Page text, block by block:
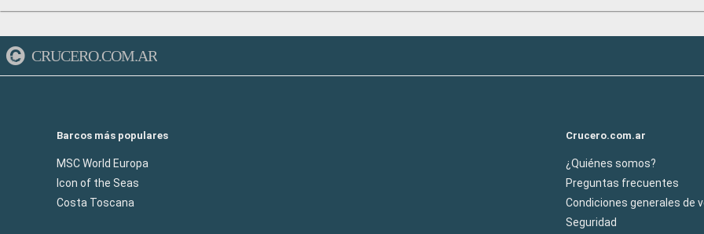
CRUCERO.COM.AR
Barcos más populares
MSC World Europa
Icon of the Seas
Costa Toscana
Crucero.com.ar
¿Quiénes somos?
Preguntas frecuentes
Condiciones generales de
Seguridad